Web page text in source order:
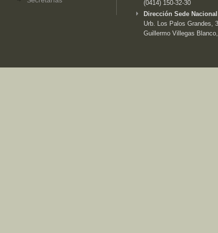
(0414) 150-32-30
Dirección Sede
Urb. Los Palos Grandes,
Guillermo Villegas